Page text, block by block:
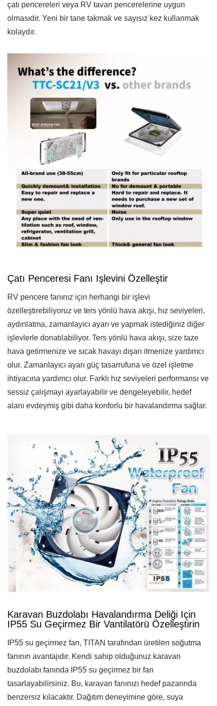
çatı pencereleri veya RV tavan pencerelerine uygun
olmasıdır. Yeni bir tane takmak ve sayısız kez kullanmak
kolaydır.
Çatı Penceresi Fanı Işlevini Özelleştir
RV pencere fanınız için herhangi bir işlevi
özelleştirebiliyoruz ve ters yönlü hava akışı, hız seviyeleri,
aydınlatma, zamanlayıcı ayarı ve yapmak istediğiniz diğer
işlevlerle donatılabiliyor. Ters yönlü hava akışı, size taze
hava getirmenize ve sıcak havayı dışarı itmenize yardımcı
olur. Zamanlayıcı ayarı güç tasarrufuna ve özel işletme
ihtiyacına yardımcı olur. Farklı hız seviyeleri performansı ve
sessiz çalışmayı ayarlayabilir ve dengeleyebilir, hedef
alanı evdeymiş gibi daha konforlu bir havalandırma sağlar.
Karavan Buzdolabı Havalandırma Deliği Için
IP55 Su Geçirmez Bir Vantilatörü Özelleştirin
IP55 su geçirmez fan, TITAN tarafından üretilen soğutma
fanının avantajıdır. Kendi sahip olduğunuz karavan
buzdolabı fanında IP55 su geçirmez bir fan
tasarlayabilirsiniz. Bu, karavan fanınızı hedef pazarında
benzersiz kılacaktır. Dağıtım deneyimine göre, suya